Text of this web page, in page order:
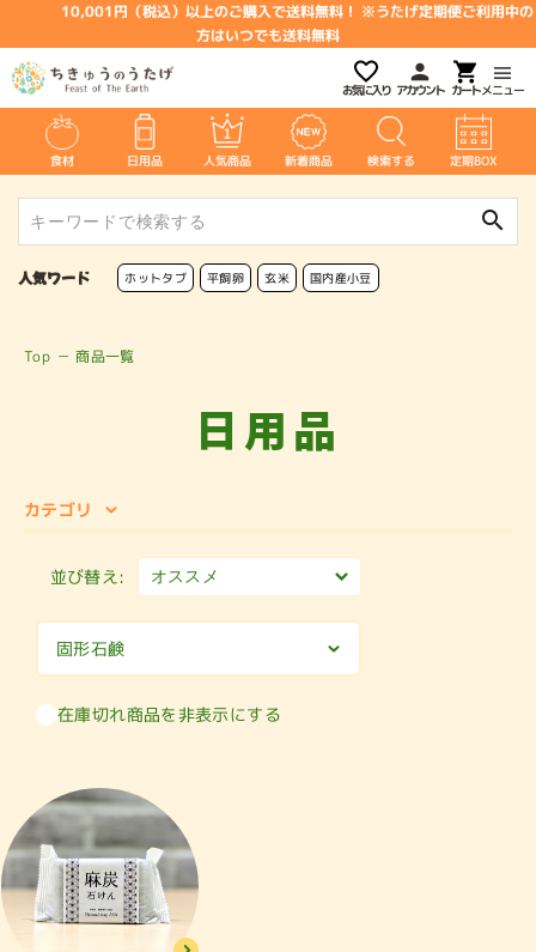
10,001円（税込）以上のご購入で送料無料！ ※うたげ定期便ご利用中の
方はいつでも送料無料
メニュー
アカウント
お気に入り
食材 日用品 人気商品 新着商品 検索する 定期BOX
search
人気ワード ホットタブ 平飼卵 玄米 国内産小豆
Top － 商品一覧
日用品
カテゴリ
並び替え:
固形石鹸
在庫切れ商品を非表示にする